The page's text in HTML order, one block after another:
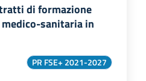
di formazione
sanitaria in
PR FSE+ 2021-2027